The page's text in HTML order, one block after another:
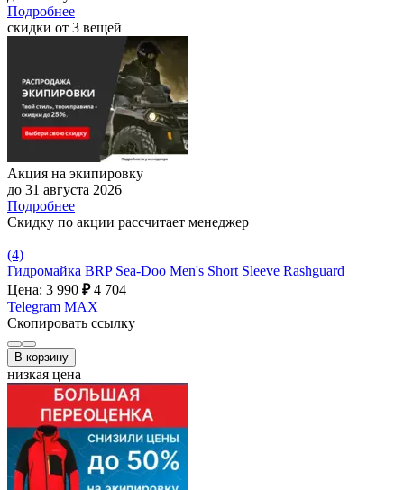
Подробнее
скидки от 3 вещей
Акция на экипировку
до 31 августа 2026
Подробнее
Скидку по акции рассчитает менеджер
(4)
Гидромайка BRP Sea-Doo Men's Short Sleeve Rashguard
Цена: 3 990 ₽ 4 704
Telegram MAX
Скопировать ссылку
В корзину
низкая цена